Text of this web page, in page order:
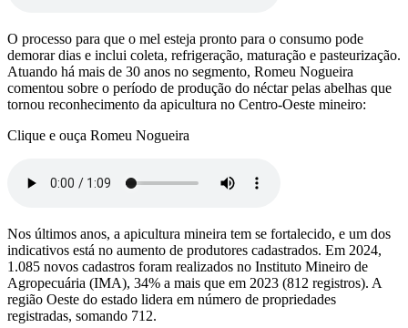
O processo para que o mel esteja pronto para o consumo pode
demorar dias e inclui coleta, refrigeração, maturação e pasteurização.
Atuando há mais de 30 anos no segmento, Romeu Nogueira
comentou sobre o período de produção do néctar pelas abelhas que
tornou reconhecimento da apicultura no Centro-Oeste mineiro:
Clique e ouça Romeu Nogueira
Nos últimos anos, a apicultura mineira tem se fortalecido, e um dos
indicativos está no aumento de produtores cadastrados. Em 2024,
1.085 novos cadastros foram realizados no Instituto Mineiro de
Agropecuária (IMA), 34% a mais que em 2023 (812 registros). A
região Oeste do estado lidera em número de propriedades
registradas, somando 712.